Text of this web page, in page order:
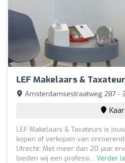
LEF Makelaars &
Amsterdamsestraatweg 287 -
LEF Makelaars & Taxateurs is
kopen of verkopen van
Utrecht. Met meer dan 20 jaar
bieden wij een professi... Verder